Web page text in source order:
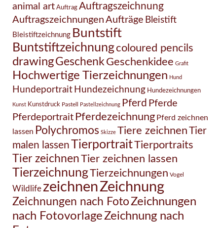
animal art Auftrag Auftragszeichnung
Auftragszeichnungen Aufträge Bleistift
Bleistiftzeichnung Buntstift
Buntstiftzeichnungcoloured pencils
drawingGeschenk Geschenkidee Grafit
Hochwertige Tierzeichnungen Hund
Hundeportrait Hundezeichnung Hundezeichnungen
Kunst Kunstdruck Pastell Pastellzeichnung Pferd Pferde
Pferdeportrait Pferdezeichnung Pferd zeichnen
lassen Polychromos Skizze Tiere zeichnenTier
malen lassenTierportraitTierportraits
Tier zeichnenTier zeichnen lassen
TierzeichnungTierzeichnungen Vogel
Wildlife zeichnenZeichnung
Zeichnungen nach FotoZeichnungen
nach FotovorlageZeichnung nach